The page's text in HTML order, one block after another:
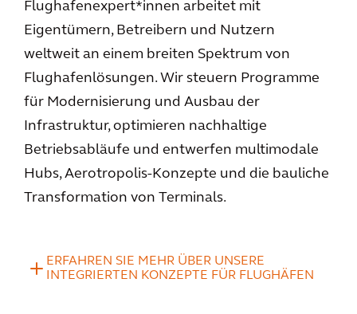
Flughafenexpert*innen arbeitet mit
Eigentümern, Betreibern und Nutzern
weltweit an einem breiten Spektrum von
Flughafenlösungen. Wir steuern Programme
für Modernisierung und Ausbau der
Infrastruktur, optimieren nachhaltige
Betriebsabläufe und entwerfen multimodale
Hubs, Aerotropolis-Konzepte und die bauliche
Transformation von Terminals.
ERFAHREN SIE MEHR ÜBER UNSERE
INTEGRIERTEN KONZEPTE FÜR FLUGHÄFEN